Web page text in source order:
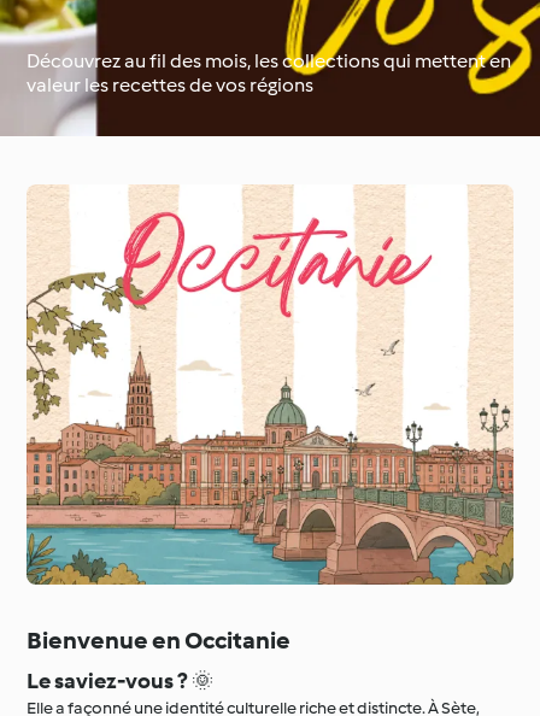
Découvrez au fil des mois, les collections qui mettent en
valeur les recettes de vos régions
Bienvenue en Occitanie
Le saviez-vous ?🌞
Elle a façonné une identité culturelle riche et distincte. À Sète,